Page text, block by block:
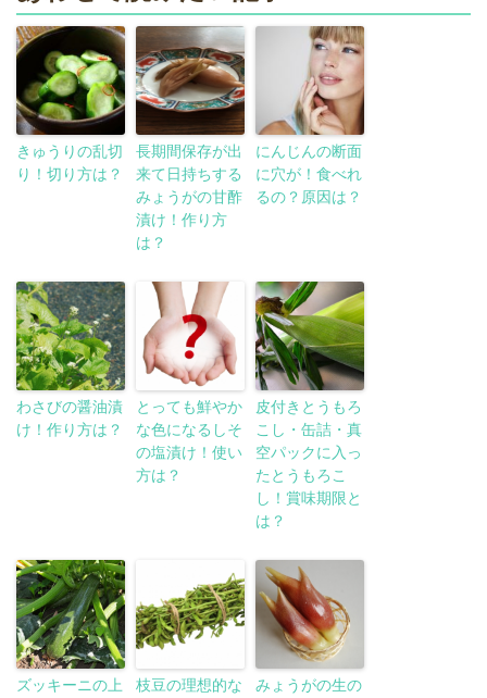
きゅうりの乱切
り！切り方は？
長期間保存が出
来て日持ちする
みょうがの甘酢
漬け！作り方
は？
にんじんの断面
に穴が！食べれ
るの？原因は？
わさびの醤油漬
け！作り方は？
とっても鮮やか
な色になるしそ
の塩漬け！使い
方は？
皮付きとうもろ
こし・缶詰・真
空パックに入っ
たとうもろこ
し！賞味期限と
は？
ズッキーニの上
枝豆の理想的な
みょうがの生の